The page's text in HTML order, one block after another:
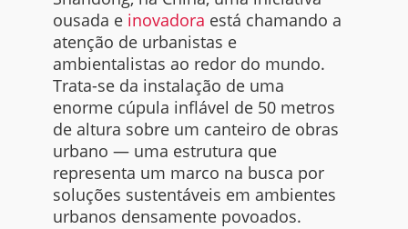
ousada e inovadora está chamando a
atenção de urbanistas e
ambientalistas ao redor do mundo.
Trata-se da instalação de uma
enorme cúpula inflável de 50 metros
de altura sobre um canteiro de obras
urbano — uma estrutura que
representa um marco na busca por
soluções sustentáveis em ambientes
urbanos densamente povoados.